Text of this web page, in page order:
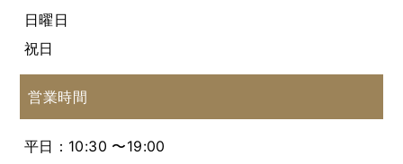
日曜日
祝日
営業時間
平日：10:30 〜19:00